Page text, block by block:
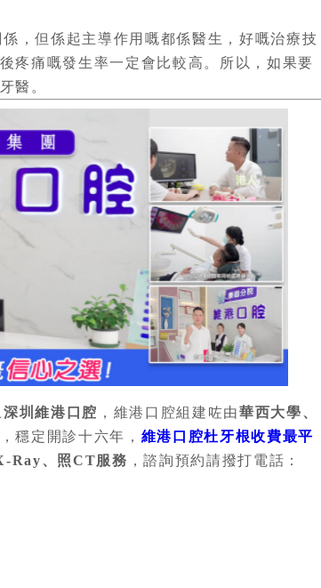
，但係起主導作用嘅都係醫生，好嘅治療技
疼痛嘅發生率一定會比較高。所以，如果要
醫。
深圳維港口腔 ，維港口腔組建咗由華西大學、
穩定開診十六年， 維港口腔杜牙根收費最平
Ray、照CT服務 ，諮詢預約請撥打電話：